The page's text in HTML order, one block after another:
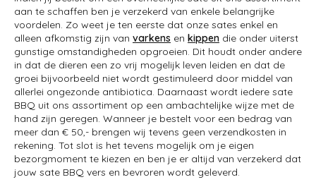
aan te schaffen ben je verzekerd van enkele belangrijke
voordelen. Zo weet je ten eerste dat onze sates enkel en
alleen afkomstig zijn van varkens en kippen die onder uiterst
gunstige omstandigheden opgroeien. Dit houdt onder andere
in dat de dieren een zo vrij mogelijk leven leiden en dat de
groei bijvoorbeeld niet wordt gestimuleerd door middel van
allerlei ongezonde antibiotica. Daarnaast wordt iedere sate
BBQ uit ons assortiment op een ambachtelijke wijze met de
hand zijn geregen. Wanneer je bestelt voor een bedrag van
meer dan € 50,- brengen wij tevens geen verzendkosten in
rekening. Tot slot is het tevens mogelijk om je eigen
bezorgmoment te kiezen en ben je er altijd van verzekerd dat
jouw sate BBQ vers en bevroren wordt geleverd.